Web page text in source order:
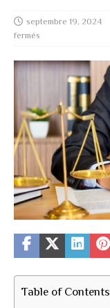
septembre 19, 2024
fermés
Table of Contents